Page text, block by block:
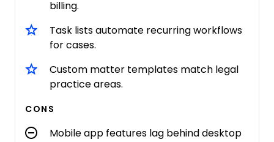
billing.
Task lists automate recurring workflows
for cases.
Custom matter templates match legal
practice areas.
CONS
Mobile app features lag behind desktop